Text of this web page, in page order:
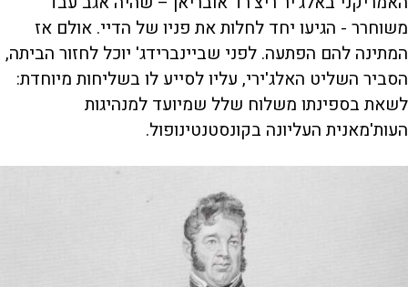
משוחרר - הגיעו יחד לחלות את פניו של הדיי. אולם אז
המתינה להם הפתעה. לפני שביינברידג' יוכל לחזור הביתה,
הסביר השליט האלג'ירי, עליו לסייע לו בשליחות מיוחדת:
לשאת בספינתו משלוח שלל שמיועד למנהיגות
העות'מאנית העליונה בקונסטנטינופול.